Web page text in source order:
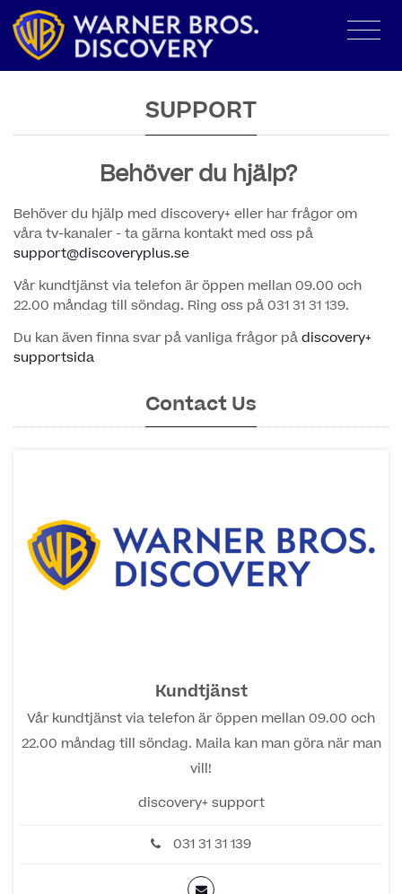
SUPPORT
Behöver du hjälp?
Behöver du hjälp med discovery+ eller har frågor om
våra tv-kanaler - ta gärna kontakt med oss på
support@discoveryplus.se
Vår kundtjänst via telefon är öppen mellan 09.00 och
22.00 måndag till söndag. Ring oss på 031 31 31 139.
Du kan även finna svar på vanliga frågor pådiscovery+
supportsida
Contact Us
Kundtjänst
Vår kundtjänst via telefon är öppen mellan 09.00 och
22.00 måndag till söndag. Maila kan man göra när man
vill!
discovery+ support
031 31 31 139